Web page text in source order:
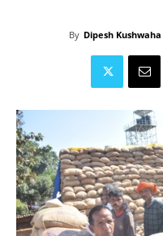
By Dipesh Kushwaha